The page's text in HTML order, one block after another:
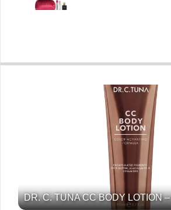
DR. C. TUNA CC BODY LOTION